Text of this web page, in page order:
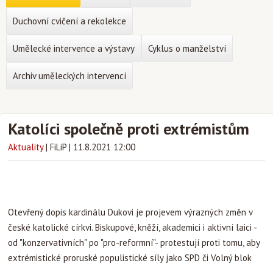
Katolíci společně proti extrémistům
Aktuality | FiLiP | 11.8.2021 12:00
Otevřený dopis kardinálu Dukovi je projevem výrazných změn v
české katolické církvi. Biskupové, kněží, akademici i aktivní laici -
od "konzervativních" po "pro-reformní"- protestují proti tomu, aby
extrémistické proruské populistické síly jako SPD či Volný blok
Duchovní cvičení a rekolekce
Umělecké intervence a výstavy Cyklus o manželství
Archiv uměleckých intervencí